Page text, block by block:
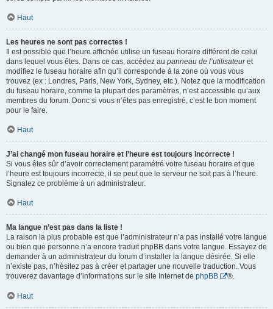
Haut
Les heures ne sont pas correctes !
Il est possible que l’heure affichée utilise un fuseau horaire différent de celui
dans lequel vous êtes. Dans ce cas, accédez au panneau de l’utilisateuret
modifiez le fuseau horaire afin qu’il corresponde à la zone où vous vous
trouvez (ex : Londres, Paris, New York, Sydney, etc.). Notez que la modification
du fuseau horaire, comme la plupart des paramètres, n’est accessible qu’aux
membres du forum. Donc si vous n’êtes pas enregistré, c’est le bon moment
pour le faire.
Haut
J’ai changé mon fuseau horaire et l’heure est toujours incorrecte !
Si vous êtes sûr d’avoir correctement paramétré votre fuseau horaire et que
l’heure est toujours incorrecte, il se peut que le serveur ne soit pas à l’heure.
Signalez ce problème à un administrateur.
Haut
Ma langue n’est pas dans la liste !
La raison la plus probable est que l’administrateur n’a pas installé votre langue
ou bien que personne n’a encore traduit phpBB dans votre langue. Essayez de
demander à un administrateur du forum d’installer la langue désirée. Si elle
n’existe pas, n’hésitez pas à créer et partager une nouvelle traduction. Vous
trouverez davantage d’informations sur le site Internet de phpBB ®.
Haut